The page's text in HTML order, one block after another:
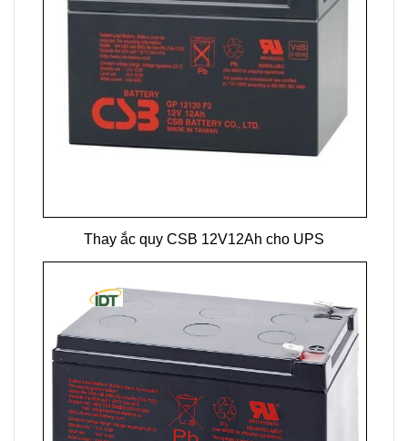
Thay ắc quy CSB 12V12Ah cho UPS